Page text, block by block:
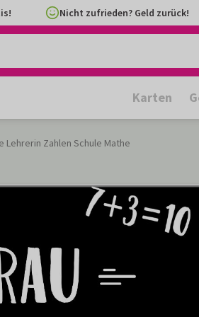
Nicht zufrieden? Geld zurück!
Karten
Lehrerin Zahlen Schule Mathe